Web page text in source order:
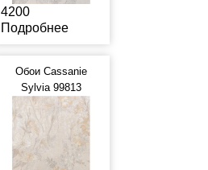
4200
Подробнее
Обои Cassanie
Sylvia 99813